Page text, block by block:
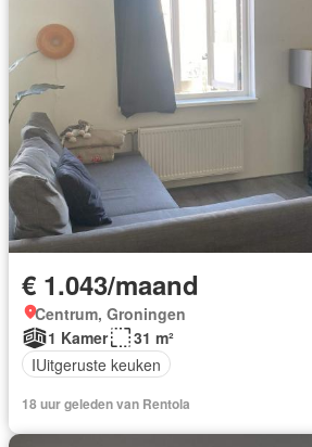
€ 1.043/maand
Centrum, Groningen
1 Kamer
31 m²
IUitgeruste keuken
18 uur geleden van Rentola